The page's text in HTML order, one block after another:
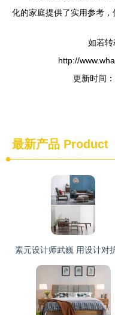
化的家庭提供了实用参考，
如若转
http://
更新时间
最新产品 Product